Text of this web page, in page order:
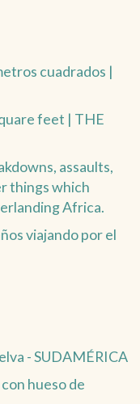
cuadrados |
feet | THE
assaults,
things which
Africa.
viajando por el
- SUDAMÉRICA
hueso de